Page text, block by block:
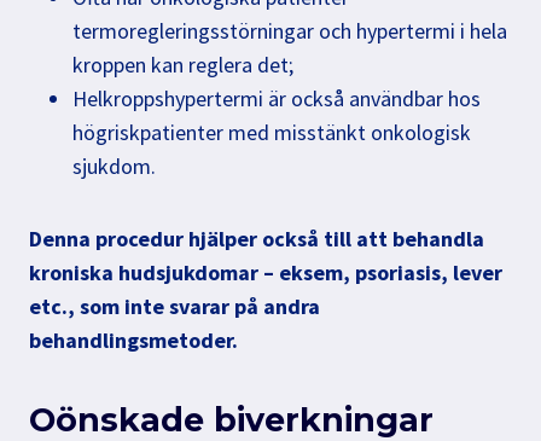
termoregleringsstörningar och hypertermi i hela
kroppen kan reglera det;
Helkroppshypertermi är också användbar hos
högriskpatienter med misstänkt onkologisk
sjukdom.
Denna procedur hjälper också till att behandla
kroniska hudsjukdomar – eksem, psoriasis, lever
etc., som inte svarar på andra
behandlingsmetoder.
Oönskade biverkningar